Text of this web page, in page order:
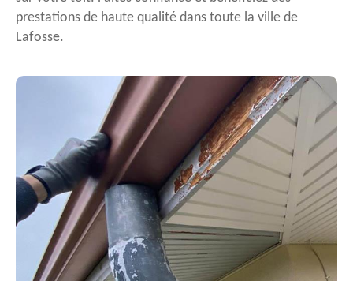
prestations de haute qualité dans toute la ville de
Lafosse.